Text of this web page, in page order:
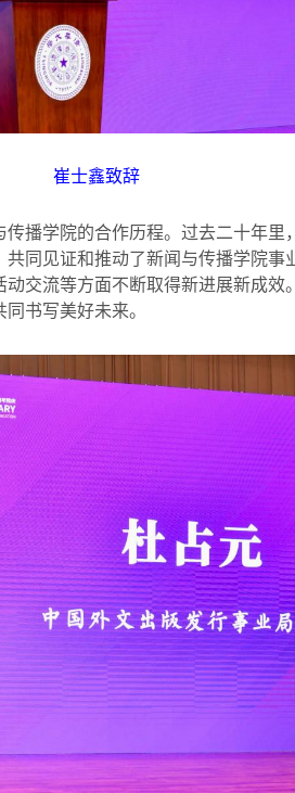
崔士鑫致辞
播学院的合作历程。过去二十年里
同见证和推动了新闻与传播学院事
交流等方面不断取得新进展新成效
书写美好未来。